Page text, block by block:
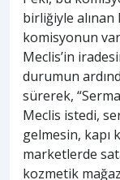
birliğiyle alınan
komisyonun
Meclis’in
durumun
sürerek,
Meclis istedi,
gelmesin, kapı
marketlerde
kozmetik